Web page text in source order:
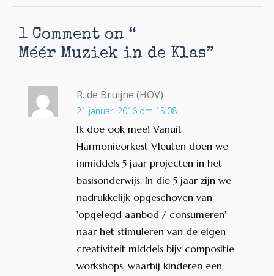
1 Comment on “
Méér Muziek in de Klas”
R. de Bruijne (HOV)
21 januari 2016 om 15:08
Ik doe ook mee! Vanuit
Harmonieorkest Vleuten doen we
inmiddels 5 jaar projecten in het
basisonderwijs. In die 5 jaar zijn we
nadrukkelijk opgeschoven van
'opgelegd aanbod / consumeren'
naar het stimuleren van de eigen
creativiteit middels bijv compositie
workshops, waarbij kinderen een